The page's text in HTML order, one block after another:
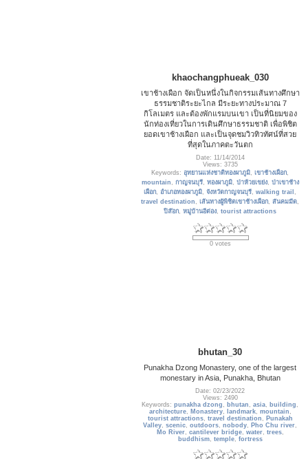
khaochangphueak_030
เขาช้างเผือก จัดเป็นหนึ่งในกิจกรรมเส้นทางศึกษา
ธรรมชาติระยะไกล มีระยะทางประมาณ 7
กิโลเมตร และต้องพักแรมบนเขา เป็นที่นิยมของ
นักท่องเที่ยวในการเดินศึกษาธรรมชาติ เพื่อพิชิต
ยอดเขาช้างเผือก และเป็นจุดชมวิวทิวทัศน์ที่สวย
ที่สุดในภาคตะวันตก
Date: 11/14/2014
Views: 3735
Keywords: อุทยานแห่งชาติทองผาภูมิ,เขาช้างเผือก,
mountain , กาญจนบุรี, ทองผาภูมิ, ป่าห้วยเขย่ง, ป่าเขาช้าง
เผือก, อำเภอทองผาภูมิ,จังหวัดกาญจนบุรี,walking trail ,
travel destination ,เส้นทางผู้พิชิตเขาช้างเผือก,สันคมมีด,
ปิล๊อก,หมู่บ้านอีต่อง,tourist attractions
0 votes
bhutan_30
Punakha Dzong Monastery, one of the largest
monestary in Asia, Punakha, Bhutan
Date: 02/23/2022
Views: 2490
Keywords:punakha dzong , bhutan ,asia, building ,
architecture, Monastery, landmark, mountain ,
tourist attractions, travel destination , Punakah
Valley,scenic,outdoors,nobody, Pho Chu river,
Mo River, cantilever bridge, water, trees,
buddhism, temple, fortress